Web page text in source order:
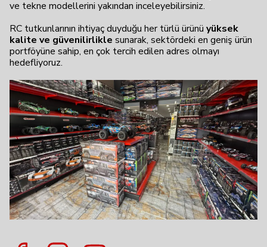
ve tekne modellerini yakından inceleyebilirsiniz.
RC tutkunlarının ihtiyaç duyduğu her türlü ürünü yüksek
kalite ve güvenilirlikle sunarak, sektördeki en geniş ürün
portföyüne sahip, en çok tercih edilen adres olmayı
hedefliyoruz.